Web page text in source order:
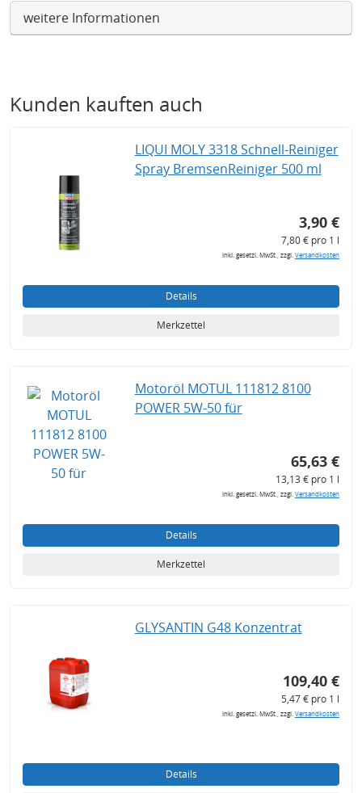
weitere Informationen
Kunden kauften auch
LIQUI MOLY 3318 Schnell-Reiniger
Spray BremsenReiniger 500 ml
3,90 €
7,80 € pro 1 l
inkl. gesetzl. MwSt., zzgl.Versandkosten
Details
Merkzettel
Motoröl MOTUL 111812 8100
POWER 5W-50 für
65,63 €
13,13 € pro 1 l
inkl. gesetzl. MwSt., zzgl.Versandkosten
Details
Merkzettel
GLYSANTIN G48 Konzentrat
109,40 €
5,47 € pro 1 l
inkl. gesetzl. MwSt., zzgl.Versandkosten
Details